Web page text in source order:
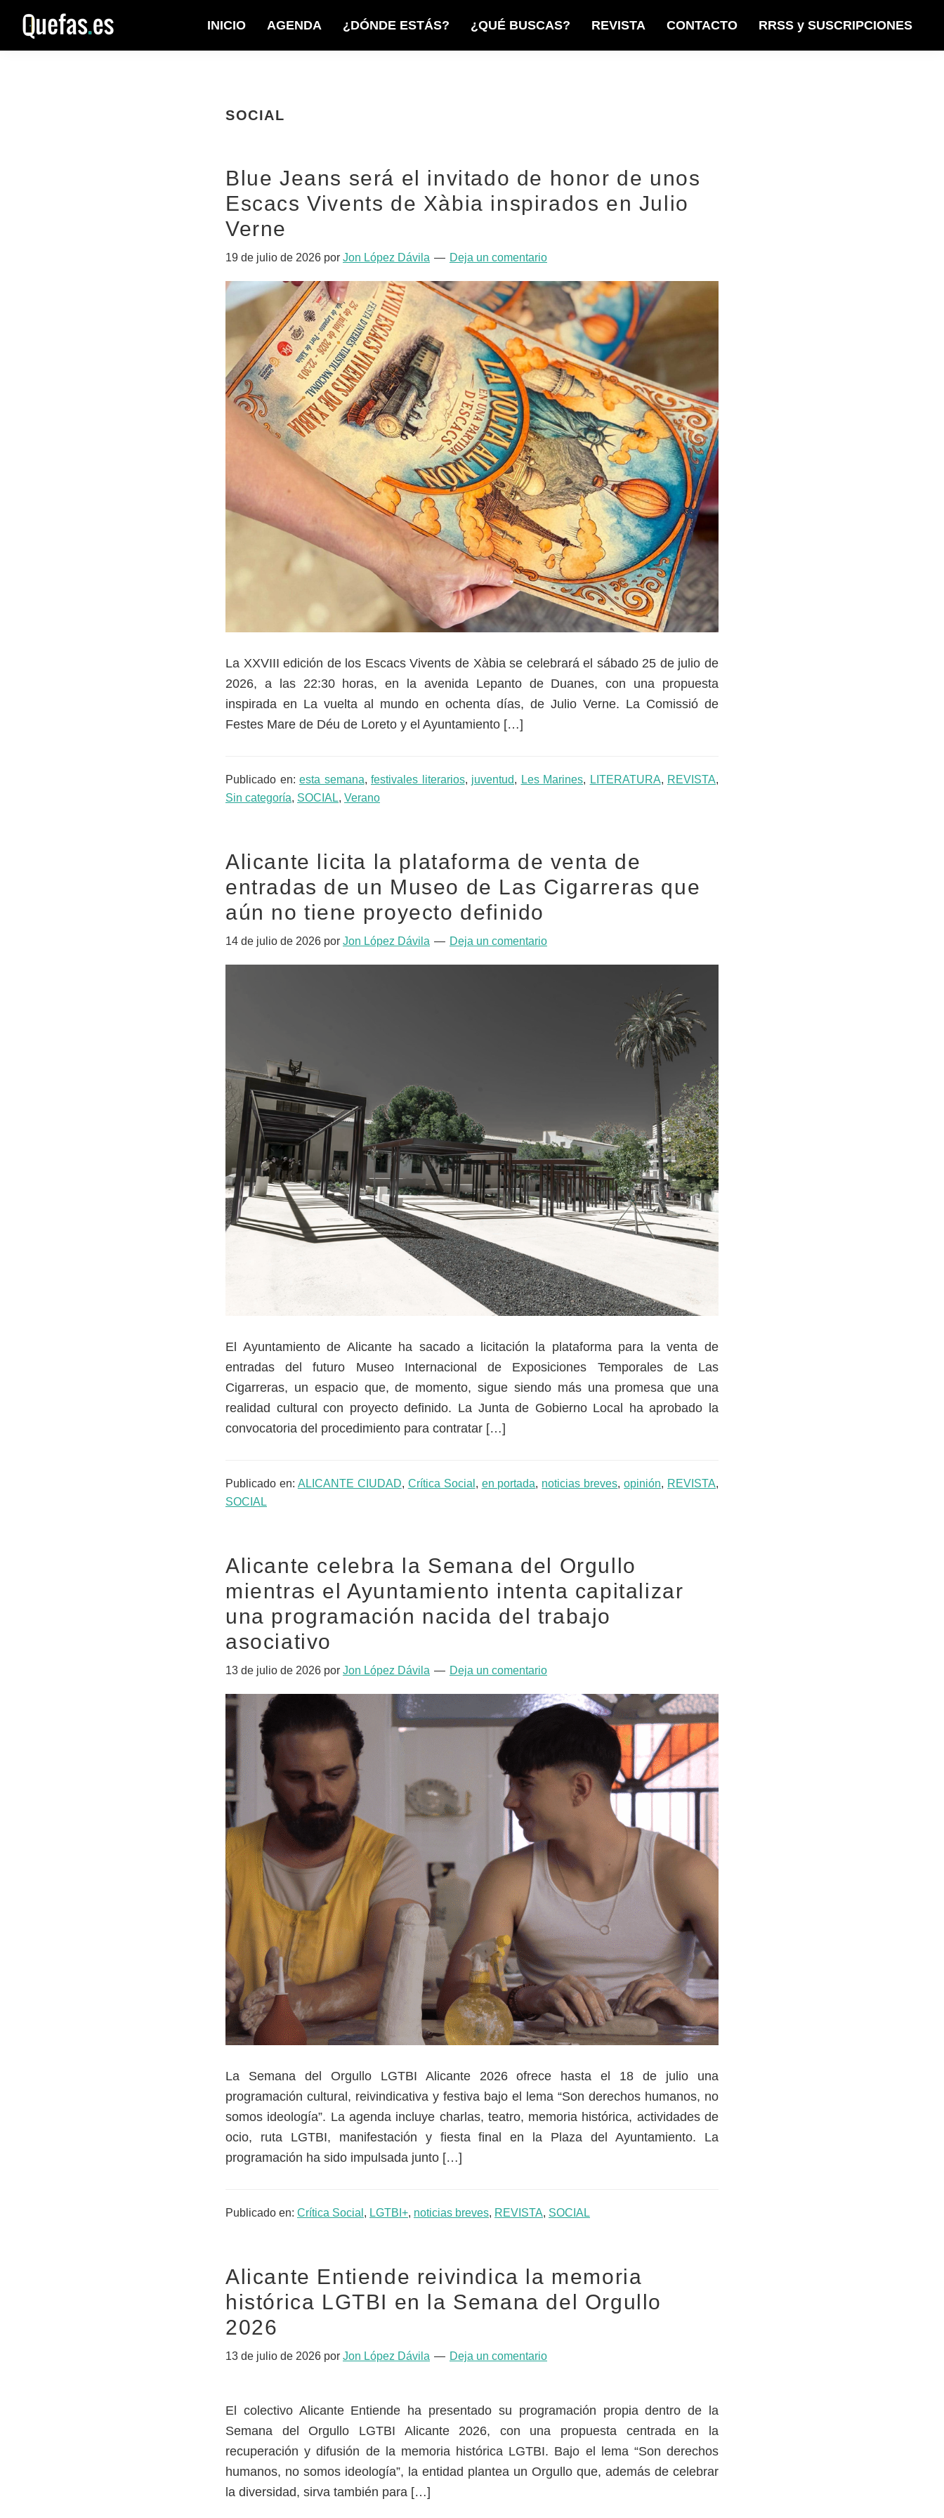
la
contenido
Quefas
INICIO AGENDA ¿DÓNDE ESTÁS? ¿QUÉ BUSCAS? REVISTA CONTACTO RRSS y SUSCRIPCIONES
SOCIAL
Blue Jeans será el invitado de honor de unos
Escacs Vivents de Xàbia inspirados en Julio
Verne
19 de julio de 2026 por Jon López Dávila Deja un comentario
La XXVIII edición de los Escacs Vivents de Xàbia se celebrará el sábado 25 de julio de
2026, a las 22:30 horas, en la avenida Lepanto de Duanes, con una propuesta
inspirada en La vuelta al mundo en ochenta días, de Julio Verne. La Comissió de
Festes Mare de Déu de Loreto y el Ayuntamiento […]
Publicado en: esta semana, festivales literarios, juventud, Les Marines, LITERATURA, REVISTA,
Sin categoría, SOCIAL, Verano
Alicante licita la plataforma de venta de
entradas de un Museo de Las Cigarreras que
aún no tiene proyecto definido
14 de julio de 2026 por Jon López Dávila Deja un comentario
El Ayuntamiento de Alicante ha sacado a licitación la plataforma para la venta de
entradas del futuro Museo Internacional de Exposiciones Temporales de Las
Cigarreras, un espacio que, de momento, sigue siendo más una promesa que una
realidad cultural con proyecto definido. La Junta de Gobierno Local ha aprobado la
convocatoria del procedimiento para contratar […]
Publicado en: ALICANTE CIUDAD, Crítica Social , en portada, noticias breves,opinión, REVISTA,
SOCIAL
Alicante celebra la Semana del Orgullo
mientras el Ayuntamiento intenta capitalizar
una programación nacida del trabajo
asociativo
13 de julio de 2026 por Jon López Dávila Deja un comentario
La Semana del Orgullo LGTBI Alicante 2026 ofrece hasta el 18 de julio una
programación cultural, reivindicativa y festiva bajo el lema “Son derechos humanos, no
somos ideología”. La agenda incluye charlas, teatro, memoria histórica, actividades de
ocio, ruta LGTBI, manifestación y fiesta final en la Plaza del Ayuntamiento. La
programación ha sido impulsada junto […]
Publicado en: Crítica Social , LGTBI+, noticias breves, REVISTA, SOCIAL
Alicante Entiende reivindica la memoria
histórica LGTBI en la Semana del Orgullo
2026
13 de julio de 2026 por Jon López Dávila Deja un comentario
El colectivo Alicante Entiende ha presentado su programación propia dentro de la
Semana del Orgullo LGTBI Alicante 2026, con una propuesta centrada en la
recuperación y difusión de la memoria histórica LGTBI. Bajo el lema “Son derechos
humanos, no somos ideología”, la entidad plantea un Orgullo que, además de celebrar
la diversidad, sirva también para […]